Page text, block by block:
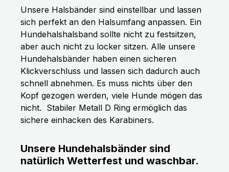
Unsere Halsbänder sind einstellbar und lassen
sich perfekt an den Halsumfang anpassen. Ein
Hundehalshalsband sollte nicht zu festsitzen,
aber auch nicht zu locker sitzen. Alle unsere
Hundehalsbänder haben einen sicheren
Klickverschluss und lassen sich dadurch auch
schnell abnehmen. Es muss nichts über den
Kopf gezogen werden, viele Hunde mögen das
nicht. Stabiler Metall D Ring ermöglich das
sichere einhacken des Karabiners.
Unsere Hundehalsbänder sind
natürlich Wetterfest und waschbar.